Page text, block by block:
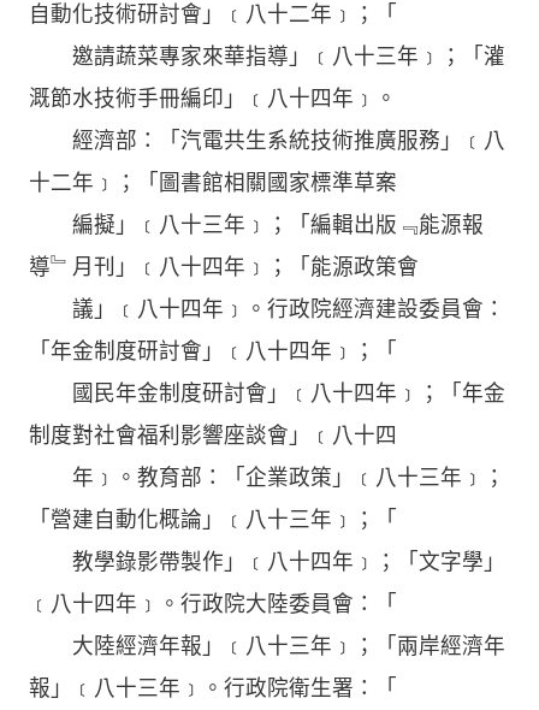
自動化技術研討會」﹝八十二年﹞；「
邀請蔬菜專家來華指導」﹝八十三年﹞；「灌
溉節水技術手冊編印」﹝八十四年﹞。
經濟部：「汽電共生系統技術推廣服務」﹝八
十二年﹞；「圖書館相關國家標準草案
編擬」﹝八十三年﹞；「編輯出版﹃能源報
導﹄月刊」﹝八十四年﹞；「能源政策會
議」﹝八十四年﹞。行政院經濟建設委員會：
「年金制度研討會」﹝八十四年﹞；「
國民年金制度研討會」﹝八十四年﹞；「年金
制度對社會福利影響座談會」﹝八十四
年﹞。教育部：「企業政策」﹝八十三年﹞；
「營建自動化概論」﹝八十三年﹞；「
教學錄影帶製作」﹝八十四年﹞；「文字學」
﹝八十四年﹞。行政院大陸委員會：「
大陸經濟年報」﹝八十三年﹞；「兩岸經濟年
報」﹝八十三年﹞。行政院衛生署：「